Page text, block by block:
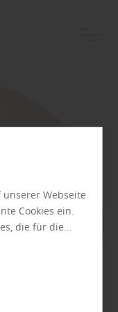
Webseite
Cookies ein.
die für die
sind.
anonymen
die zur
Inhalte auch